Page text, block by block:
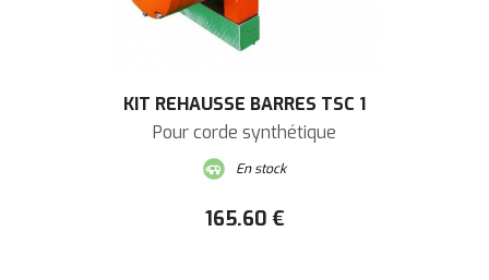
KIT REHAUSSE BARRES TSC 1
Pour corde synthétique
165.60 €
En stock